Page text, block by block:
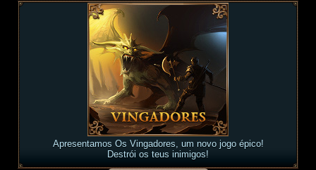
Apresentamos Os Vingadores, um novo jogo épico!
Destrói os teus inimigos!